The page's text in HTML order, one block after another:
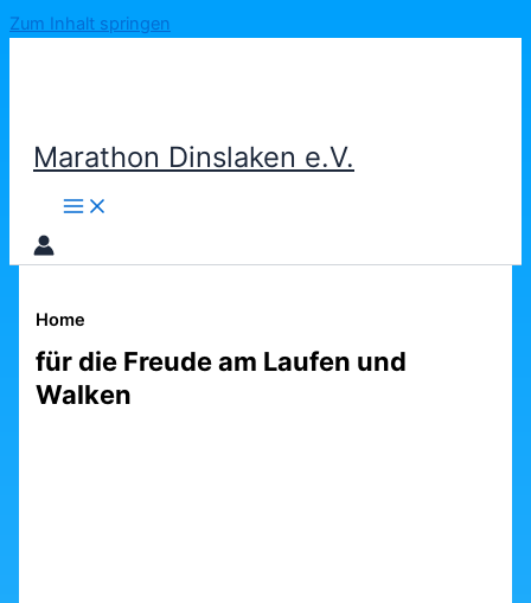
Zum Inhalt springen
Marathon Dinslaken e.V.
Home
für die Freude am Laufen und
Walken